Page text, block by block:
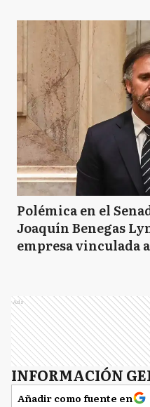
Polémica en el
Joaquín Benegas
empresa vinculada
Ads
INFORMACIÓN
Añadir como fuente en